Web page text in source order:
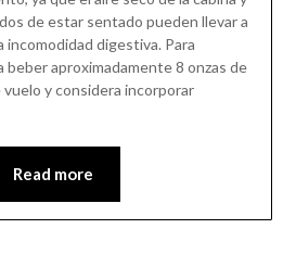
de estar sentado pueden llevar a
incomodidad digestiva. Para
aproximadamente 8 onzas de
vuelo y considera incorporar
Read more